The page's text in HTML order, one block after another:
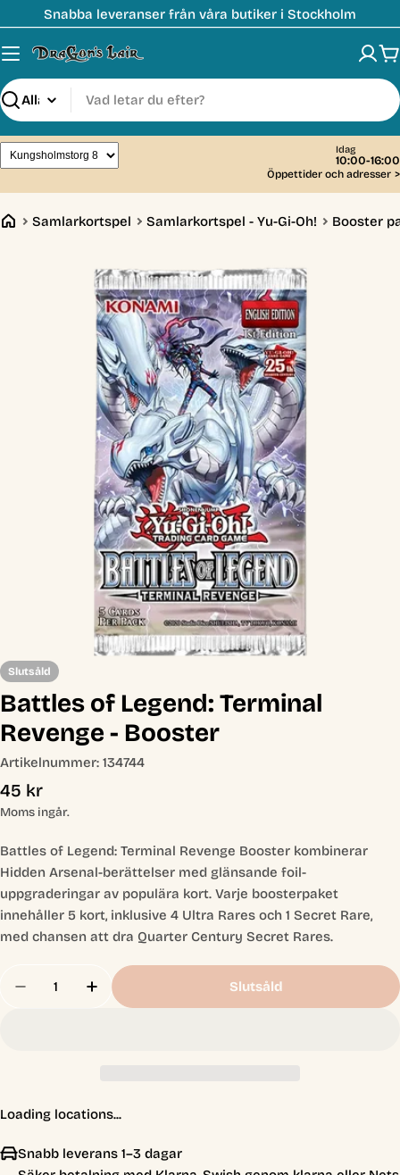
till
innehåll
Snabba leveranser från våra butiker i Stockholm
Sök
Idag
10:00-16:00
Öppettider och adresser >
Samlarkortspel Samlarkortspel - Yu-Gi-Oh! Booster
media 0 i modal
Slutsåld
Battles of Legend: Terminal
Revenge - Booster
Artikelnummer: 134744
Ordinarie
pris
45 kr
Moms ingår.
Battles of Legend: Terminal Revenge Booster kombinerar
Hidden Arsenal-berättelser med glänsande foil-
uppgraderingar av populära kort. Varje boosterpaket
innehåller 5 kort, inklusive 4 Ultra Rares och 1 Secret Rare,
med chansen att dra Quarter Century Secret Rares.
Minska Antal För Battles Of Legend: Terminal
Öka Antal För Battles Of Legend:
Slutsåld
Loading locations...
Snabb leverans 1–3 dagar